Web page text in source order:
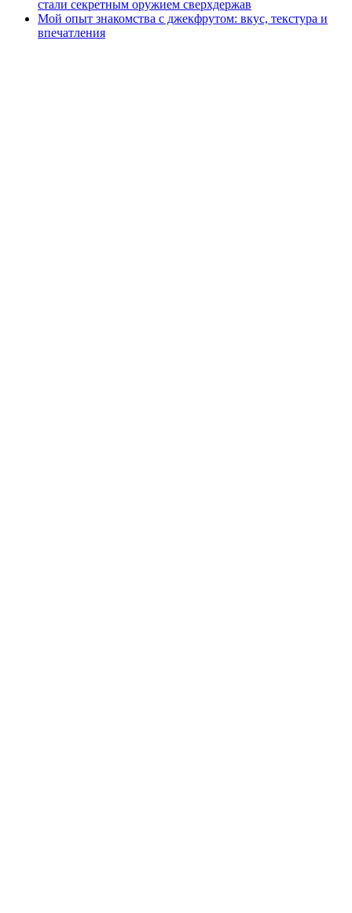
стали секретным оружием сверхдержав
Мой опыт знакомства с джекфрутом: вкус, текстура и
впечатления